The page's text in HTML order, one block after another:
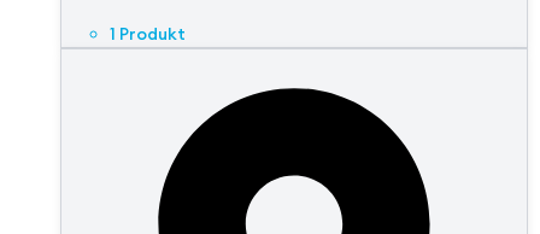
1 Produkt